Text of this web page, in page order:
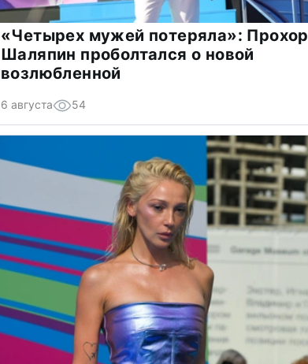
«Четырех мужей потеряла»: Прохор
Шаляпин проболтался о новой
возлюбленной
6 августа 54